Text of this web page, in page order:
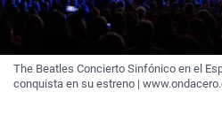
The Beatles Concierto Sinfónico en el
conquista en su estreno |